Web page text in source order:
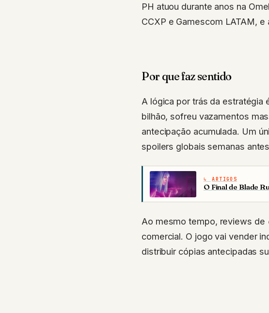
PH atuou durante anos na
CCXP e Gamescom LATAM,
Por que faz sentido
A lógica por trás da estratégia
bilhão, sofreu vazamentos
antecipação acumulada. Um
spoilers globais semanas
ARTIGOS
O Final de Blade
Ao mesmo tempo, reviews de
comercial. O jogo vai vender
distribuir cópias antecipadas